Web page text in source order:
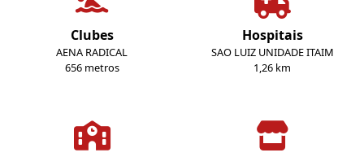
Clubes
AENA RADICAL
656 metros
Hospitais
SAO LUIZ UNIDADE ITAIM
1,26 km